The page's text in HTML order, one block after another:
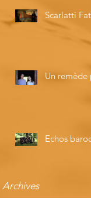
Scarlatti
Un
Echos
Archives